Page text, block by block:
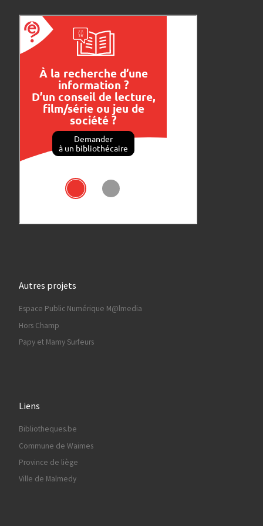
Autres projets
Espace Public Numérique M@lmedia
Hors Champ
Papy et Mamy Surfeurs
Liens
Bibliotheques.be
Commune de Waimes
Province de liège
Ville de Malmedy